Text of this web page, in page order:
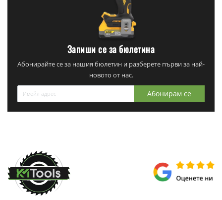
Запиши се за бюлетина
Абонирайте се за нашия бюлетин и разберете първи за най-
новото от нас.
Абонирам се